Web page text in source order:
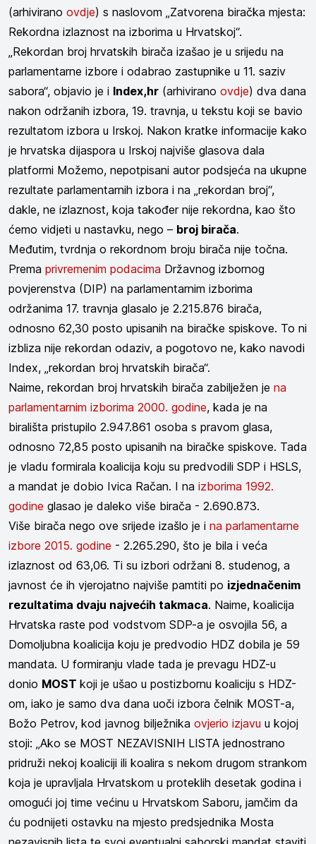
(arhivirano ovdje) s naslovom „Zatvorena biračka mjesta:
Rekordna izlaznost na izborima u Hrvatskoj“.
„Rekordan broj hrvatskih birača izašao je u srijedu na
parlamentarne izbore i odabrao zastupnike u 11. saziv
sabora“, objavio je i Index,hr (arhivirano ovdje) dva dana
nakon održanih izbora, 19. travnja, u tekstu koji se bavio
rezultatom izbora u Irskoj. Nakon kratke informacije kako
je hrvatska dijaspora u Irskoj najviše glasova dala
platformi Možemo, nepotpisani autor podsjeća na ukupne
rezultate parlamentarnih izbora i na „rekordan broj“,
dakle, ne izlaznost, koja također nije rekordna, kao što
ćemo vidjeti u nastavku, nego – broj birača.
Međutim, tvrdnja o rekordnom broju birača nije točna.
Prema privremenim podacima Državnog izbornog
povjerenstva (DIP) na parlamentarnim izborima
održanima 17. travnja glasalo je 2.215.876 birača,
odnosno 62,30 posto upisanih na biračke spiskove. To ni
izbliza nije rekordan odaziv, a pogotovo ne, kako navodi
Index, „rekordan broj hrvatskih birača“.
Naime, rekordan broj hrvatskih birača zabilježen je na
parlamentarnim izborima 2000. godine, kada je na
birališta pristupilo 2.947.861 osoba s pravom glasa,
odnosno 72,85 posto upisanih na biračke spiskove. Tada
je vladu formirala koalicija koju su predvodili SDP i HSLS,
a mandat je dobio Ivica Račan. I na izborima 1992.
godine glasao je daleko više birača - 2.690.873.
Više birača nego ove srijede izašlo je i na parlamentarne
izbore 2015. godine - 2.265.290, što je bila i veća
izlaznost od 63,06. Ti su izbori održani 8. studenog, a
javnost će ih vjerojatno najviše pamtiti po izjednačenim
rezultatima dvaju najvećih takmaca. Naime, koalicija
Hrvatska raste pod vodstvom SDP-a je osvojila 56, a
Domoljubna koalicija koju je predvodio HDZ dobila je 59
mandata. U formiranju vlade tada je prevagu HDZ-u
donio MOST koji je ušao u postizbornu koaliciju s HDZ-
om, iako je samo dva dana uoči izbora čelnik MOST-a,
Božo Petrov, kod javnog bilježnika ovjerio izjavu u kojoj
stoji: „Ako se MOST NEZAVISNIH LISTA jednostrano
pridruži nekoj koaliciji ili koalira s nekom drugom strankom
koja je upravljala Hrvatskom u proteklih desetak godina i
omogući joj time većinu u Hrvatskom Saboru, jamčim da
ću podnijeti ostavku na mjesto predsjednika Mosta